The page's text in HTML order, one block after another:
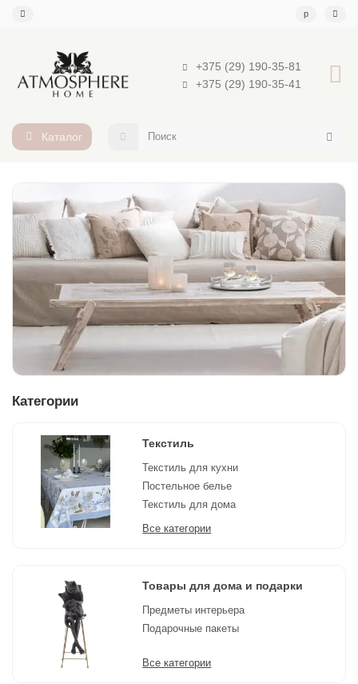
р
+375 (29) 190-35-81
+375 (29) 190-35-41
Каталог
Категории
Текстиль
Текстиль для кухни
Постельное белье
Текстиль для дома
Все категории
Товары для дома и подарки
Предметы интерьера
Подарочные пакеты
Все категории